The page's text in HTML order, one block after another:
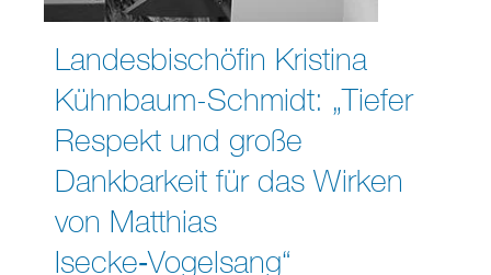
Landesbischöfin Kristina
Kühnbaum-Schmidt: „Tiefer
Respekt und große
Dankbarkeit für das Wirken
von Matthias
Isecke‑Vogelsang“